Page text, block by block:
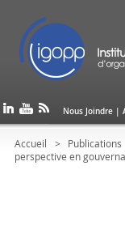
Nous Joindre |
Accueil Publications
perspective en